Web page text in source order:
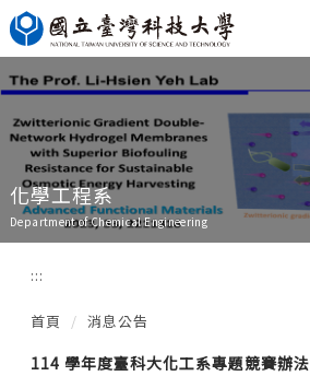
跳
到
主
要
內
容
區
化學工程系
Department of Chemical Engineering
:::
首頁 消息公告
114 學年度臺科大化工系專題競賽辦法